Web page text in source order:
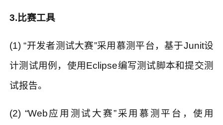
3. 比赛工具
(1) “开发者测试大赛”采用慕测平台，基于Junit设
计测试用例，使用Eclipse编写测试脚本和提交测
试报告。
(2) “Web应用测试大赛”采用慕测平台，使用